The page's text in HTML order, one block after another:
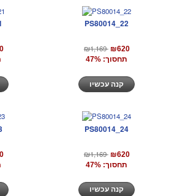
PS80014_22
₪1,169 ₪620
תחסוך: 47%
PS80014_24
₪1,169 ₪620
תחסוך: 47%